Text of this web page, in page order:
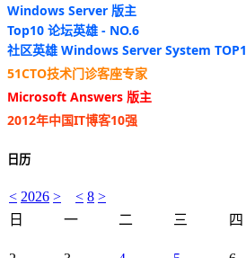
Windows Server 版主
Top10 论坛英雄 - NO.6
社区英雄 Windows Server System TOP1
51CTO技术门诊客座专家
Microsoft Answers 版主
2012年中国IT博客10强
日历
< 2026 > < 8 >
日
一 二 三 四